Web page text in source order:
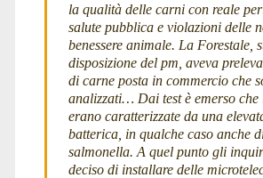
la qualità delle carni con reale
salute pubblica e violazioni delle
benessere animale. La Forestale,
disposizione del pm, aveva
di carne posta in commercio che
analizzati… Dai test è emerso che
erano caratterizzate da una
batterica, in qualche caso anche
salmonella. A quel punto gli
deciso di installare delle